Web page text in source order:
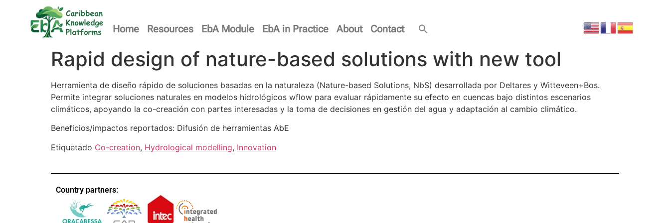
Home Resources EbA Module EbA in Practice About Contact
Rapid design of nature-based solutions with new tool
Herramienta de diseño rápido de soluciones basadas en la naturaleza (Nature-based Solutions, NbS) desarrollada por Deltares y Witteveen+Bos.
Permite integrar soluciones naturales en modelos hidrológicos wflow para evaluar rápidamente su efecto en cuencas bajo distintos escenarios
climáticos, apoyando la co-creación con partes interesadas y la toma de decisiones en gestión del agua y adaptación al cambio climático.
Beneficios/impactos reportados: Difusión de herramientas AbE
Etiquetado Co-creation, Hydrological modelling, Innovation
Country partners: